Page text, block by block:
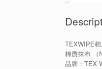
TEXWIPE
棉质抹布 （
品牌：TEX